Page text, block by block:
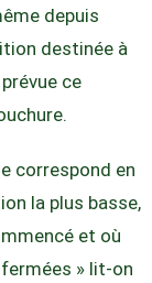
depuis
destinée à
ce
correspond en
la plus basse,
et où
» lit-on